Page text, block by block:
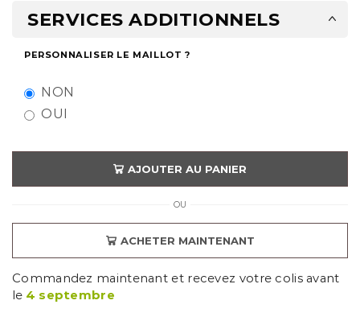
SERVICES ADDITIONNELS
PERSONNALISER LE MAILLOT ?
NON
OUI
AJOUTER AU PANIER
OU
ACHETER MAINTENANT
Commandez maintenant et recevez votre colis avant
le 4 septembre